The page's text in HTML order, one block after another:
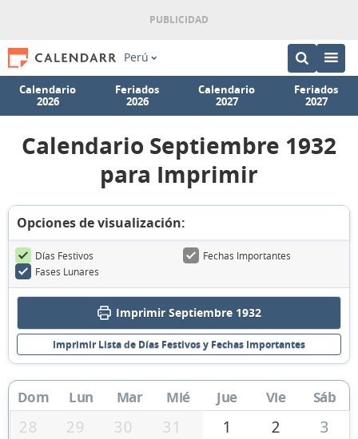
Perú
Calendario
2026
Feriados
2026
Calendario
2027
Feriados
2027
Calendario Septiembre 1932
para Imprimir
Opciones de visualización:
Días Festivos
Fechas Importantes
Fases Lunares
Imprimir Septiembre 1932
Imprimir Lista de Días Festivos y Fechas Importantes
Dom Lun Mar Mié Jue Vie Sáb
28 29 30 31 1 2
3